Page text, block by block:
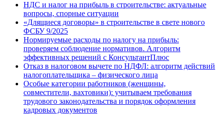
НДС и налог на прибыль в строительстве: актуальные
вопросы, спорные ситуации
«Длящиеся договоры» в строительстве в свете нового
ФСБУ 9/2025
Нормируемые расходы по налогу на прибыль:
проверяем соблюдение нормативов. Алгоритм
эффективных решений с КонсультантПлюс
Отказ в налоговом вычете по НДФЛ: алгоритм действий
налогоплательщика – физического лица
Особые категории работников (женщины,
совместители, вахтовики): учитываем требования
трудового законодательства и порядок оформления
кадровых документов